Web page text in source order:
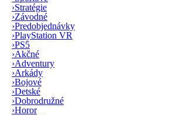
›Stratégie
›Závodné
›Predobjednávky
›PlayStation VR
›PS5
›Akčné
›Adventury
›Arkády
›Bojové
›Detské
›Dobrodružné
›Horor